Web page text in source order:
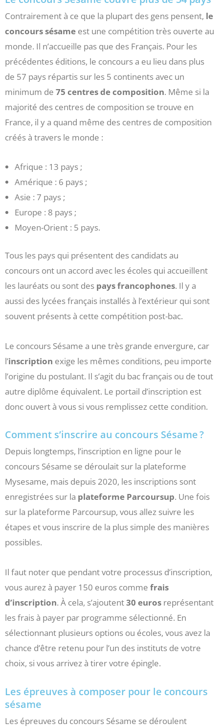
Contrairement à ce que la plupart des gens pensent, le
concours sésame est une compétition très ouverte au
monde. Il n’accueille pas que des Français. Pour les
précédentes éditions, le concours a eu lieu dans plus
de 57 pays répartis sur les 5 continents avec un
minimum de 75 centres de composition. Même si la
majorité des centres de composition se trouve en
France, il y a quand même des centres de composition
créés à travers le monde :
Afrique : 13 pays ;
Amérique : 6 pays ;
Asie : 7 pays ;
Europe : 8 pays ;
Moyen-Orient : 5 pays.
Tous les pays qui présentent des candidats au
concours ont un accord avec les écoles qui accueillent
les lauréats ou sont des pays francophones. Il y a
aussi des lycées français installés à l’extérieur qui sont
souvent présents à cette compétition post-bac.
Le concours Sésame a une très grande envergure, car
l’inscription exige les mêmes conditions, peu importe
l’origine du postulant. Il s’agit du bac français ou de tout
autre diplôme équivalent. Le portail d’inscription est
donc ouvert à vous si vous remplissez cette condition.
Comment s’inscrire au concours Sésame ?
Depuis longtemps, l’inscription en ligne pour le
concours Sésame se déroulait sur la plateforme
Mysesame, mais depuis 2020, les inscriptions sont
enregistrées sur la plateforme Parcoursup. Une fois
sur la plateforme Parcoursup, vous allez suivre les
étapes et vous inscrire de la plus simple des manières
possibles.
Il faut noter que pendant votre processus d’inscription,
vous aurez à payer 150 euros comme frais
d’inscription. À cela, s’ajoutent30 euros représentant
les frais à payer par programme sélectionné. En
sélectionnant plusieurs options ou écoles, vous avez la
chance d’être retenu pour l’un des instituts de votre
choix, si vous arrivez à tirer votre épingle.
Les épreuves à composer pour le concours
sésame
Les épreuves du concours Sésame se déroulent